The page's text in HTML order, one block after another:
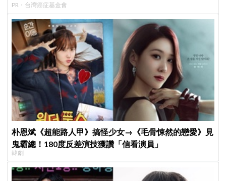
PR・台灣癌症基金會
朴恩斌《超能路人甲》搞怪少女→《毛骨悚然的戀愛》見
鬼霸總！180度反差演技獲讚「信看演員」
韓劇